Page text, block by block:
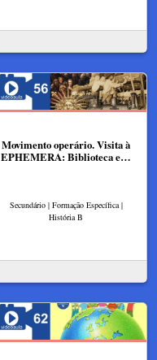
Movimento operário. Visita à
EPHEMERA: Biblioteca e…
Secundário | Formação Específica |
História B